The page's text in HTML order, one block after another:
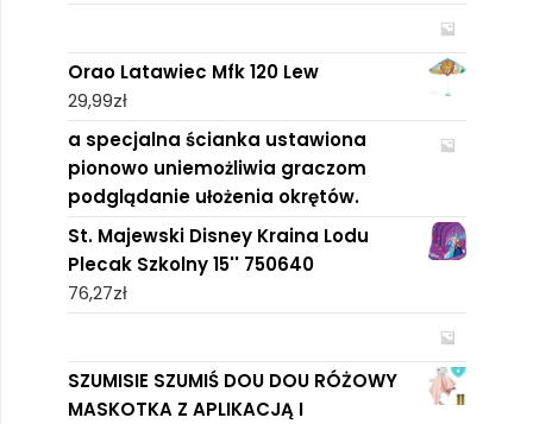
Orao Latawiec Mfk 120 Lew
29,99zł
a specjalna ścianka ustawiona
pionowo uniemożliwia graczom
podglądanie ułożenia okrętów.
St. Majewski Disney Kraina Lodu
Plecak Szkolny 15'' 750640
76,27zł
SZUMISIE SZUMIŚ DOU DOU RÓŻOWY
MASKOTKA Z APLIKACJĄ I